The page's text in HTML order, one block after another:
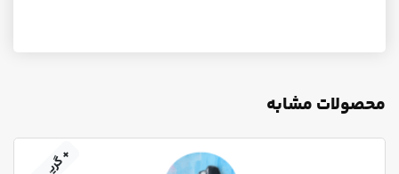
محصولات مشابه